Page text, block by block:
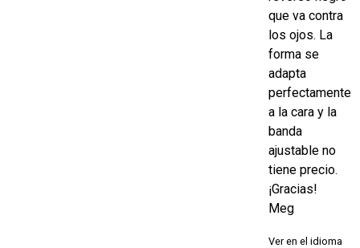
que va contra
los ojos. La
forma se
adapta
perfectamente
a la cara y la
banda
ajustable no
tiene precio.
¡Gracias!
Meg
Ver en el idioma